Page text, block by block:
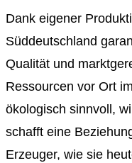
Dank eigener
Süddeutschland
Qualität und
Ressourcen vor Ort
ökologisch sinnvoll,
schafft eine
Erzeuger, wie sie